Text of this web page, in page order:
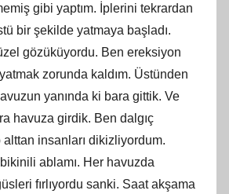
gibi yaptım. İplerini tekrardan
bir şekilde yatmaya başladı.
gözüküyordu. Ben ereksiyon
zorunda kaldım. Üstünden
yanında ki bara gittik. Ve
havuza girdik. Ben dalgıç
alttan insanları dikizliyordum.
bikinili ablamı. Her havuzda
fırlıyordu sanki. Saat akşama